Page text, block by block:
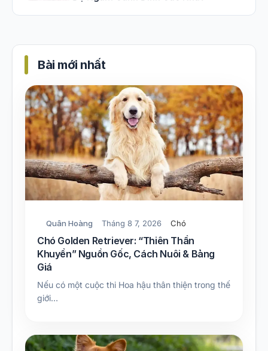
Bài mới nhất
Quân Hoàng Tháng 8 7, 2026 Chó
Chó Golden Retriever: “Thiên Thần
Khuyển” Nguồn Gốc, Cách Nuôi & Bảng
Giá
Nếu có một cuộc thi Hoa hậu thân thiện trong thế
giới…